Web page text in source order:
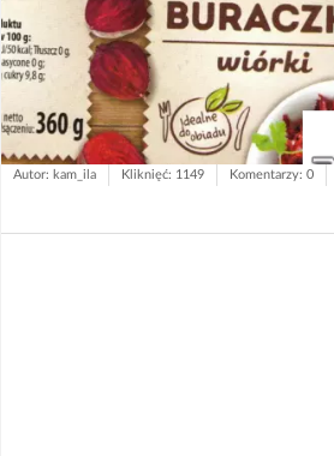
Autor: kam_ila Kliknięć: 1149 Komentarzy: 0